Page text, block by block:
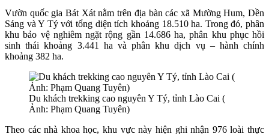
Vườn quốc gia Bát Xát nằm trên địa bàn các xã Mường Hum, Dền
Sáng và Y Tý với tổng diện tích khoảng 18.510 ha. Trong đó, phân
khu bảo vệ nghiêm ngặt rộng gần 14.686 ha, phân khu phục hồi
sinh thái khoảng 3.441 ha và phân khu dịch vụ – hành chính
khoảng 382 ha.
Du khách trekking cao nguyên Y Tý, tỉnh Lào Cai (
Ảnh: Phạm Quang Tuyên)
Theo các nhà khoa học, khu vực này hiện ghi nhận 976 loài thực